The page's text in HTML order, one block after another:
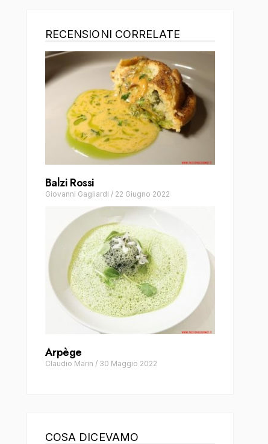
RECENSIONI CORRELATE
Balzi Rossi
Giovanni Gagliardi / 22 Giugno 2022
Arpège
Claudio Marin / 30 Maggio 2022
COSA DICEVAMO